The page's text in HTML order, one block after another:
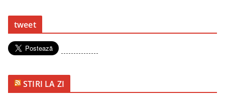
tweet
---------------
STIRI LA ZI